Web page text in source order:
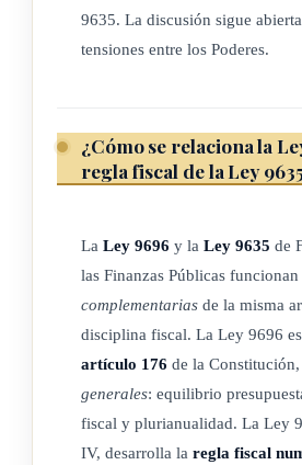
9635. La discusión sigue
tensiones entre los Poderes.
¿Cómo se relaciona la
regla fiscal de la Ley
La Ley 9696 y la Ley 9635 de
las Finanzas Públicas
complementarias de la misma
disciplina fiscal. La Ley 9696
artículo 176 de la
generales: equilibrio
fiscal y plurianualidad. La Ley
IV, desarrolla la regla fiscal